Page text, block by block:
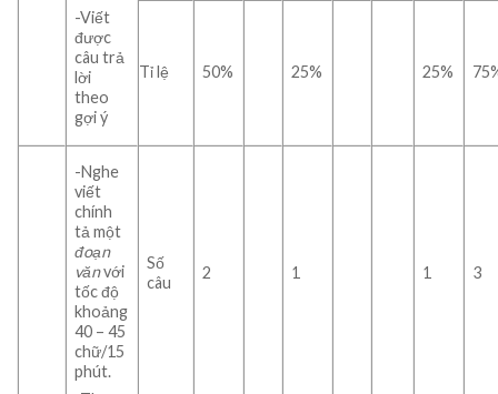
-Viết
được
câu trả
lời
theo
gợi ý
Tỉ lệ 50% 25% 25%
-Nghe
viết
chính
tả một
đoạn
vănvới
tốc độ
khoảng
40 – 45
chữ/15
phút.
Số
câu
2 1 1 3